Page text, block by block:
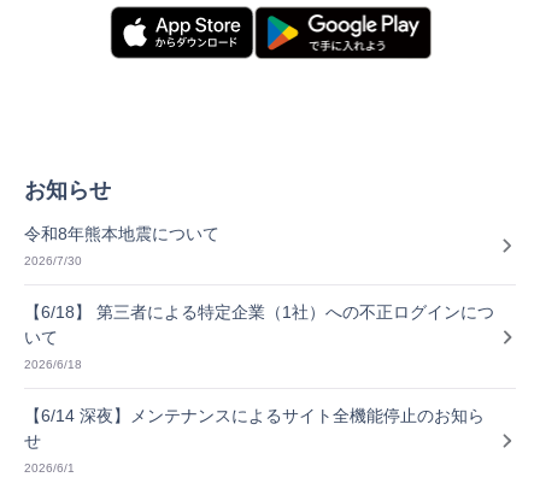
お知らせ
令和8年熊本地震について
2026/7/30
【6/18】 第三者による特定企業（1社）への不正ログインにつ
いて
2026/6/18
【6/14 深夜】メンテナンスによるサイト全機能停止のお知ら
せ
2026/6/1